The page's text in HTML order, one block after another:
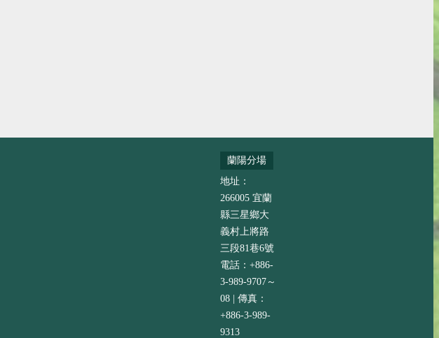
蘭陽分場
地址：
266005 宜蘭
縣三星鄉大
義村上將路
三段81巷6號
電話：+886-
3-989-9707～
08 | 傳真：
+886-3-989-
9313